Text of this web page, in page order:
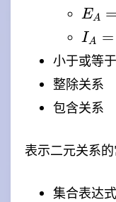
x,y
EA =
x,x
A
IA =
小于或等
整除关系
包含关系
表示二元关系的
集合表达式